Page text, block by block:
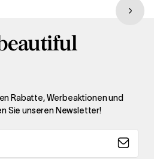
Rabatte, Werbeaktionen und
Sie unseren Newsletter!